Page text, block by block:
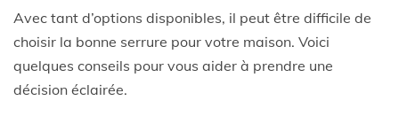
Avec tant d’options disponibles, il peut être difficile de
choisir la bonne serrure pour votre maison. Voici
quelques conseils pour vous aider à prendre une
décision éclairée.